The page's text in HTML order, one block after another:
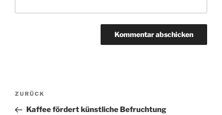
e
r
Beitragsnavigation
Vorheriger
Beitrag
ZURÜCK
Kaffee fördert künstliche Befruchtung